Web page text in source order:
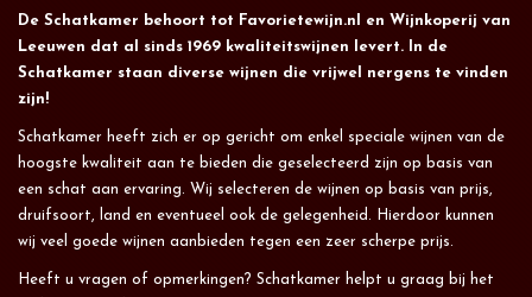
De Schatkamer behoort tot Favorietewijn.nl en Wijnkoperij van
Leeuwen dat al sinds 1969 kwaliteitswijnen levert. In de
Schatkamer staan diverse wijnen die vrijwel nergens te vinden
zijn!
Schatkamer heeft zich er op gericht om enkel speciale wijnen van de
hoogste kwaliteit aan te bieden die geselecteerd zijn op basis van
een schat aan ervaring. Wij selecteren de wijnen op basis van prijs,
druifsoort, land en eventueel ook de gelegenheid. Hierdoor kunnen
wij veel goede wijnen aanbieden tegen een zeer scherpe prijs.
Heeft u vragen of opmerkingen? Schatkamer helpt u graag bij het